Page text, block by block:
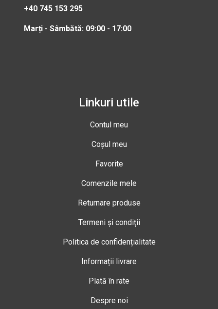
+40 745 153 295
Marți - Sâmbătă: 09:00 - 17:00
Linkuri utile
Contul meu
Coșul meu
Favorite
Comenzile mele
Returnare produse
Termeni și condiții
Politica de confidențialitate
Informații livrare
Plată în rate
Despre noi